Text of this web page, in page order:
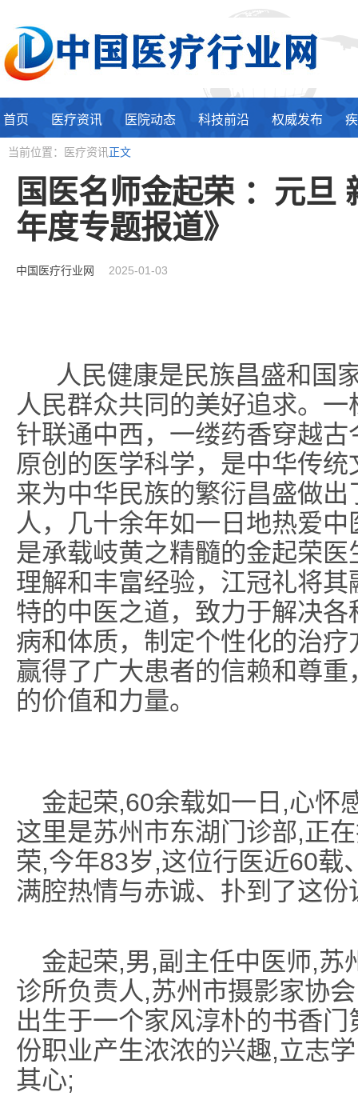
首页 医疗资讯 医院动态 科技前沿 权威发布
当前位置：医疗资讯 正文
国医名师金起荣 ：元旦
年度专题报道》
中国医疗行业网 2025-01-03
人民健康是民族昌盛和国
人民群众共同的美好追求。
针联通中西，一缕药香穿越
原创的医学科学，是中华传
来为中华民族的繁衍昌盛做
人，几十余年如一日地热爱
是承载岐黄之精髓的金起荣
理解和丰富经验，江冠礼将
特的中医之道，致力于解决
病和体质，制定个性化的治
赢得了广大患者的信赖和尊
的价值和力量。
金起荣,60余载如一日,心怀
这里是苏州市东湖门诊部,正
荣,今年83岁,这位行医近60载
满腔热情与赤诚、扑到了这
金起荣,男,副主任中医师,苏
诊所负责人,苏州市摄影家协
出生于一个家风淳朴的书香
份职业产生浓浓的兴趣,立志
其心;